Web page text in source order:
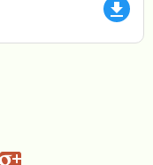
file_download